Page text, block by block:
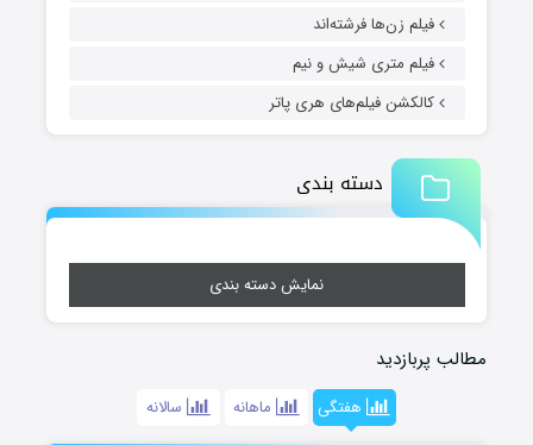
فیلم زن‌ها فرشته‌اند
فیلم متری شیش و نیم
کالکشن فیلم‌های هری پاتر
دسته بندی
نمایش دسته بندی
مطالب پربازدید
هفتگی ماهانه سالانه